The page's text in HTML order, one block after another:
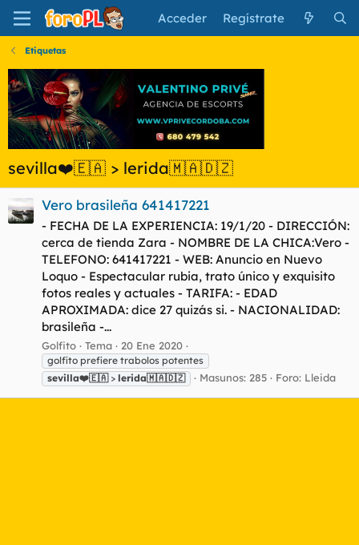
Acceder Regístrate
Etiquetas
sevilla❤️🇪🇦 > lerida🇲🇦🇩🇿
Vero brasileña 641417221
- FECHA DE LA EXPERIENCIA: 19/1/20 - DIRECCIÓN:
cerca de tienda Zara - NOMBRE DE LA CHICA:Vero -
TELEFONO: 641417221 - WEB: Anuncio en Nuevo
Loquo - Espectacular rubia, trato único y exquisito
fotos reales y actuales - TARIFA: - EDAD
APROXIMADA: dice 27 quizás si. - NACIONALIDAD:
brasileña -...
Golfito Tema 20 Ene 2020
golfito prefiere trabolos potentes
sevilla❤️🇪🇦 > lerida🇲🇦🇩🇿 Masunos: 285 Foro: Lleida